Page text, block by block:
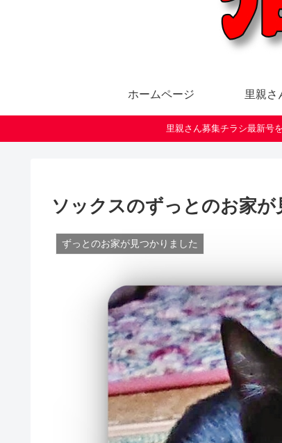
ホームページ 里親さ
里親さん募集チラシ最新号
ソックスのずっとのお家が
ずっとのお家が見つかりました